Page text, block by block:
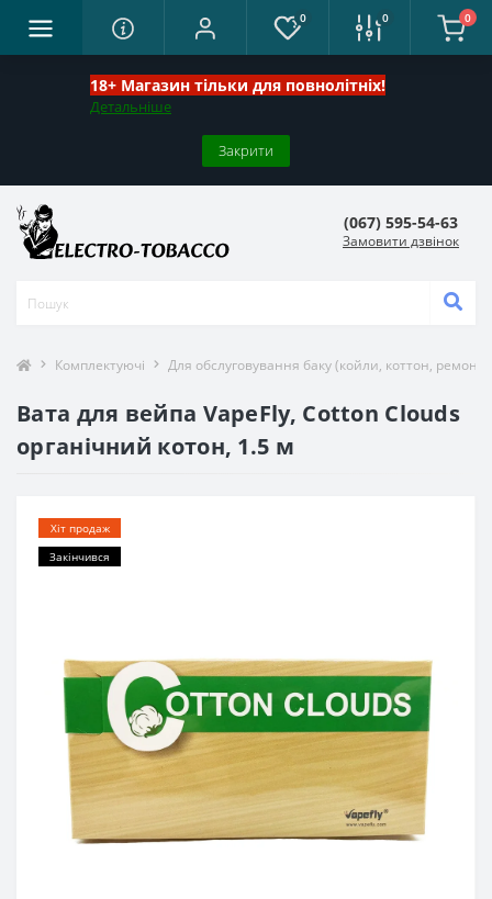
18+ Магазин тільки для повнолітніх!
Детальніше
Закрити
0 0 0
(067) 595-54-63
Замовити дзвінок
Комплектуючі Для обслуговування баку (койли, коттон, ремонт)
Вата для вейпа VapeFly, Cotton Clouds
органічний котон, 1.5 м
Хіт продаж
Закінчився